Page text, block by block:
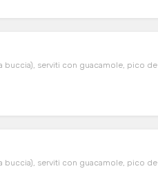
buccia), serviti con guacamole, pico de
buccia), serviti con guacamole, pico de